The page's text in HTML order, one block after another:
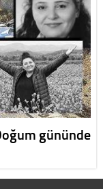
gününde